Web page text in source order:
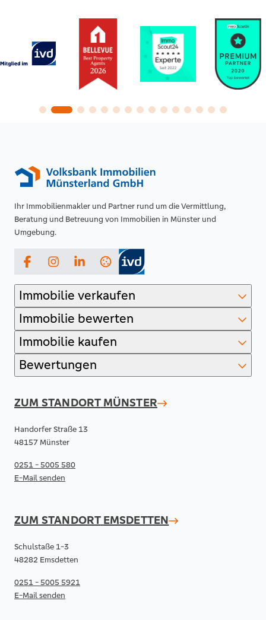
Ihr Immobilienmakler und Partner rund um die Vermittlung,
Beratung und Betreuung von Immobilien in Münster und
Umgebung.
FacebookInstagramLinkedIn
Immobilie verkaufen
Immobilie bewerten
Immobilie kaufen
Bewertungen
ZUM STANDORT MÜNSTER
Handorfer Straße 13
48157 Münster
0251 - 5005 580
E-Mail senden
ZUM STANDORT EMSDETTEN
Schulstaße 1-3
48282 Emsdetten
0251 - 5005 5921
E-Mail senden